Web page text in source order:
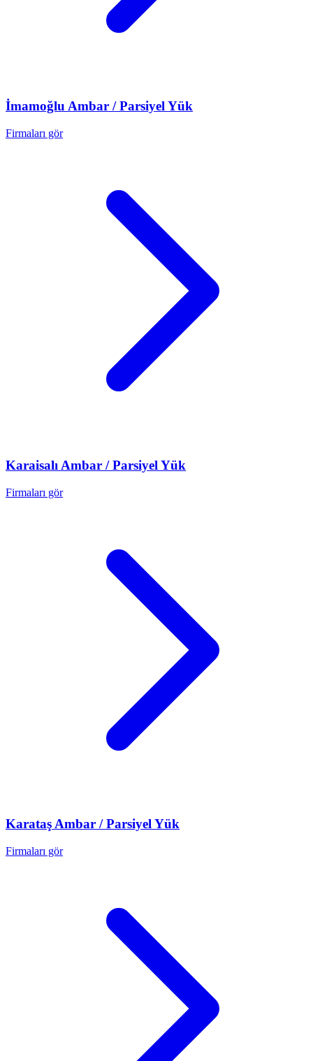
İmamoğlu Ambar / Parsiyel Yük
Firmaları gör
Karaisalı Ambar / Parsiyel Yük
Firmaları gör
KarataşAmbar / Parsiyel Yük
Firmaları gör